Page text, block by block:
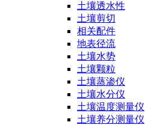
土壤透水性
土壤剪切
相关配件
地表径流
土壤水势
土壤颗粒
土壤蒸渗仪
土壤水分仪
土壤温度测量仪
土壤养分测量仪